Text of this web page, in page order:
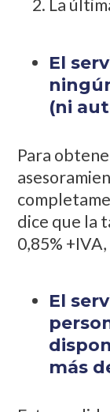
La
El
(ni
Para
dice que la
0,85%
El
más